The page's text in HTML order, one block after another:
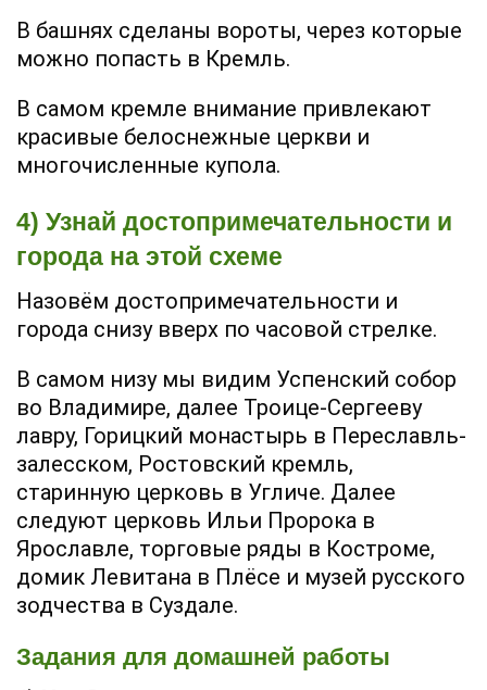
В башнях сделаны вороты, через которые
можно попасть в Кремль.
В самом кремле внимание привлекают
красивые белоснежные церкви и
многочисленные купола.
4) Узнай достопримечательности и
города на этой схеме
Назовём достопримечательности и
города снизу вверх по часовой стрелке.
В самом низу мы видим Успенский собор
во Владимире, далее Троице-Сергееву
лавру, Горицкий монастырь в Переславль-
залесском, Ростовский кремль,
старинную церковь в Угличе. Далее
следуют церковь Ильи Пророка в
Ярославле, торговые ряды в Костроме,
домик Левитана в Плёсе и музей русского
зодчества в Суздале.
Задания для домашней работы